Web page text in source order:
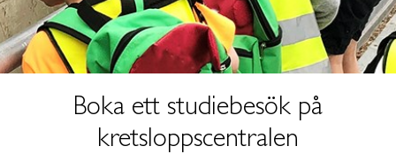
Boka ett studiebesök på
kretsloppscentralen